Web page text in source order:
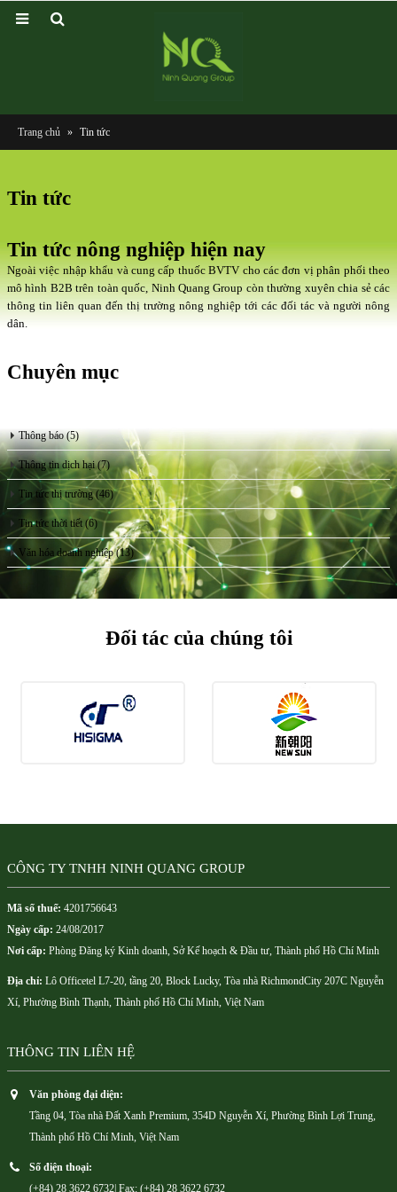
Trang chủ » Tin tức
Tin tức
Tin tức nông nghiệp hiện nay
Ngoài việc nhập khẩu và cung cấp thuốc BVTV cho các đơn vị phân phối theo
mô hình B2B trên toàn quốc, Ninh Quang Group còn thường xuyên chia sẻ các
thông tin liên quan đến thị trường nông nghiệp tới các đối tác và người nông
dân.
Chuyên mục
Thông báo(5)
Thông tin dịch hại(7)
Tin tức thị trường(46)
Tin tức thời tiết (6)
Văn hóa doanh nghiệp(13)
Đối tác của chúng tôi
CÔNG TY TNHH NINH QUANG GROUP
Mã số thuế: 4201756643
Ngày cấp: 24/08/2017
Nơi cấp: Phòng Đăng ký Kinh doanh, Sở Kế hoạch & Đầu tư, Thành phố Hồ Chí Minh
Địa chỉ: Lô Officetel L7-20, tầng 20, Block Lucky, Tòa nhà RichmondCity 207C Nguyễn
Xí, Phường Bình Thạnh, Thành phố Hồ Chí Minh, Việt Nam
THÔNG TIN LIÊN HỆ
Văn phòng đại diện:
Tầng 04, Tòa nhà Đất Xanh Premium, 354D Nguyễn Xí, Phường Bình Lợi Trung,
Thành phố Hồ Chí Minh, Việt Nam
Số điện thoại:
(+84) 28 3622 6732| Fax: (+84) 28 3622 6732